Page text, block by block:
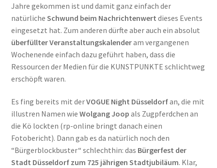
Jahre gekommen ist und damit ganz einfach der
natürliche Schwund beim Nachrichtenwert dieses Events
eingesetzt hat. Zum anderen dürfte aber auch ein absolut
überfüllter Veranstaltungskalenderam vergangenen
Wochenende einfach dazu geführt haben, dass die
Ressourcen der Medien für die KUNSTPUNKTE schlichtweg
erschöpft waren.
Es fing bereits mit derVOGUE Night Düsseldorfan, die mit
illustren Namen wie Wolgang Joop als Zugpferdchen an
die Kö lockten (rp-online bringt danach einen
Fotobericht). Dann gab es da natürlich noch den
“Bürgerblockbuster“ schlechthin: das Bürgerfest der
Stadt Düsseldorf zum 725 jährigen Stadtjubiläum. Klar,